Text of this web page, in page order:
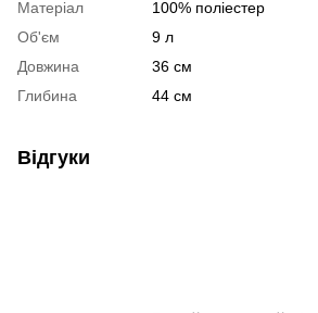
Матеріал
100% поліестер
Об'єм
9 л
Довжина
36 см
Глибина
44 см
Відгуки